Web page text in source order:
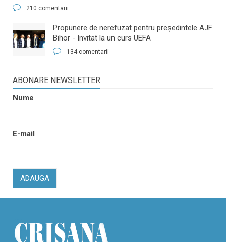
210 comentarii
​Propunere de nerefuzat pentru preşedintele AJF
Bihor - Invitat la un curs UEFA
134 comentarii
ABONARE NEWSLETTER
Nume
E-mail
ADAUGA